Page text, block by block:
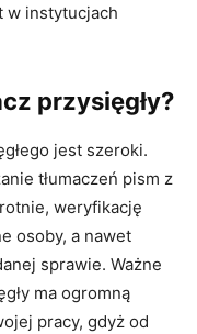
w instytucjach
przysięgły?
jest szeroki.
tłumaczeń pism z
weryfikację
osoby, a nawet
sprawie. Ważne
ma ogromną
pracy, gdyż od